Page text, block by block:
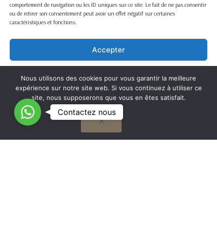
comportement de navigation ou les ID uniques sur ce site. Le fait de ne pas consentir
ou de retirer son consentement peut avoir un effet négatif sur certaines
caractéristiques et fonctions.
Accepter
Voir les préférences
Cookie Policy
Nous utilisons des cookies pour vous garantir la meilleure
expérience sur notre site web. Si vous continuez à utiliser ce
site, nous supposerons que vous en êtes satisfait.
OK
C
o
n
Contactez nous